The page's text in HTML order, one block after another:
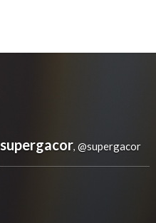
supergacor, @supergacor